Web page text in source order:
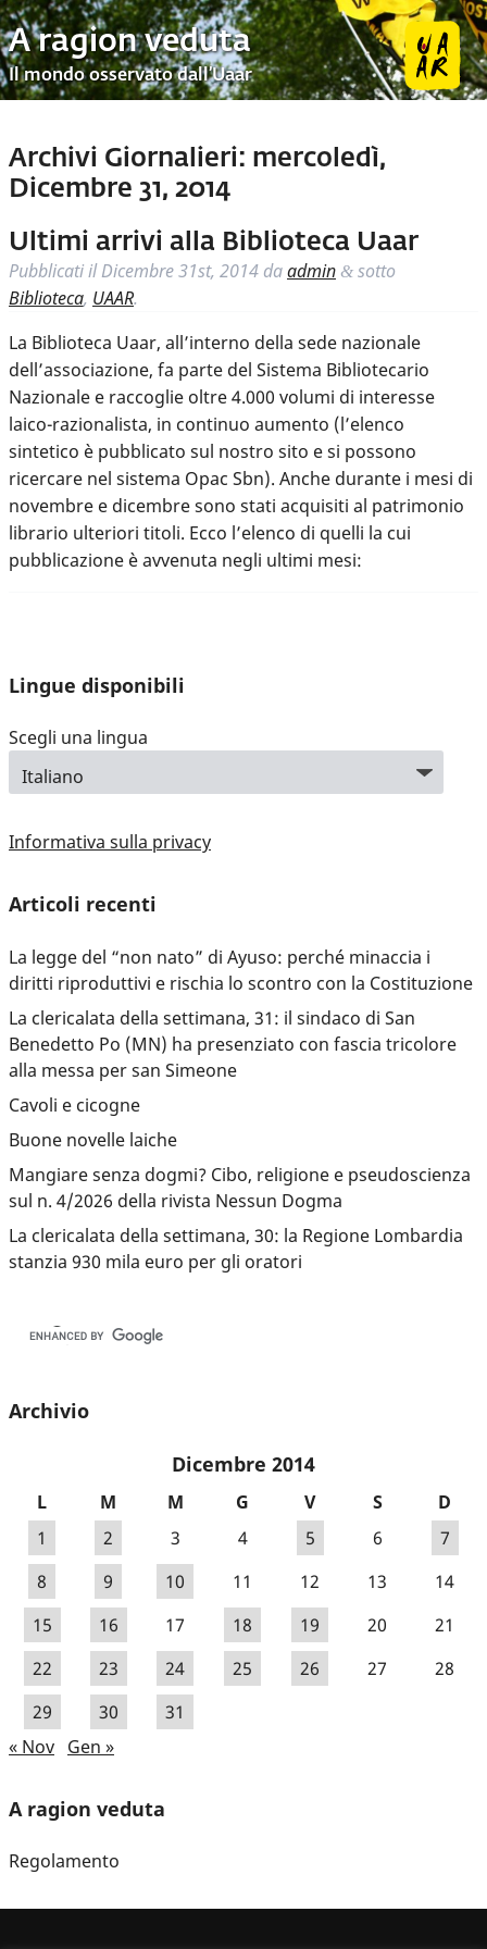
A ragion veduta
Il mondo osservato dall’Uaar
Archivi Giornalieri: mercoledì,
Dicembre 31, 2014
Ultimi arrivi alla Biblioteca Uaar
Pubblicati ilDicembre 31st, 2014 daadmin & sotto
Biblioteca, UAAR.
La Biblioteca Uaar, all’interno della sede nazionale
dell’associazione, fa parte del Sistema Bibliotecario
Nazionale e raccoglie oltre 4.000 volumi di interesse
laico-razionalista, in continuo aumento (l’elenco
sintetico è pubblicato sul nostro sito e si possono
ricercare nel sistema Opac Sbn). Anche durante i mesi di
novembre e dicembre sono stati acquisiti al patrimonio
librario ulteriori titoli. Ecco l’elenco di quelli la cui
pubblicazione è avvenuta negli ultimi mesi:
Lingue disponibili
Scegli una lingua
Informativa sulla privacy
Articoli recenti
La legge del “non nato” di Ayuso: perché minaccia i
diritti riproduttivi e rischia lo scontro con la Costituzione
La clericalata della settimana, 31: il sindaco di San
Benedetto Po (MN) ha presenziato con fascia tricolore
alla messa per san Simeone
Cavoli e cicogne
Buone novelle laiche
Mangiare senza dogmi? Cibo, religione e pseudoscienza
sul n. 4/2026 della rivista Nessun Dogma
La clericalata della settimana, 30: la Regione Lombardia
stanzia 930 mila euro per gli oratori
Archivio
Dicembre 2014
L M M G V S
D
1
2 3 4 5 6
7
8
9 10 11 12 13
14
15
16 17 18 19 20
21
22
23 24 25 26 27
28
29
30
31
« Nov Gen »
A ragion veduta
Regolamento